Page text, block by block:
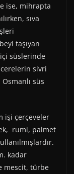
ise, mihrapta
sıva
taşıyan
süslerinde
sivri
süs
işi çerçeveler
rumi, palmet
kadar
mescit, türbe